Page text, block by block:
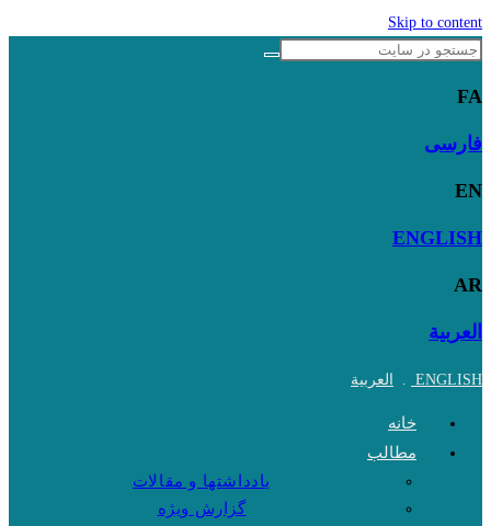
Skip to content
FA
فارسی
EN
ENGLISH
AR
العربية
ENGLISH
. العربية
خانه
مطالب
یادداشتها و مقالات
گزارش ویژه